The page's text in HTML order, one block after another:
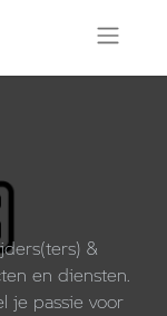
&
en diensten.
je passie voor